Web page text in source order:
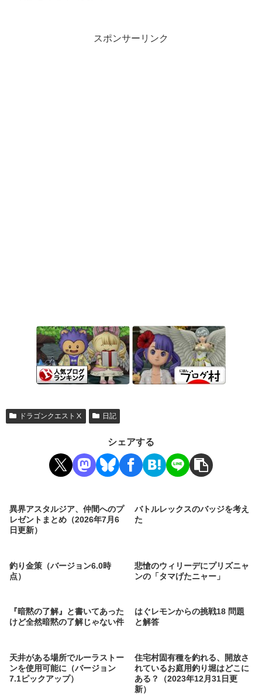
スポンサーリンク
ドラゴンクエストⅩ 日記
シェアする
異界アスタルジア、仲間へのプ
レゼントまとめ（2026年7月6
日更新）
バトルレックスのバッジを考え
た
釣り金策（バージョン6.0時
点）
悲愴のウィリーデにプリズニャ
ンの「タマげたニャー」
『暗黙の了解』と書いてあった
けど全然暗黙の了解じゃない件
はぐレモンからの挑戦18 問題
と解答
天井がある場所でルーラストー
ンを使用可能に（バージョン
7.1ピックアップ）
住宅村固有種を釣れる、開放さ
れているお庭用釣り堀はどこに
ある？（2023年12月31日更
新）